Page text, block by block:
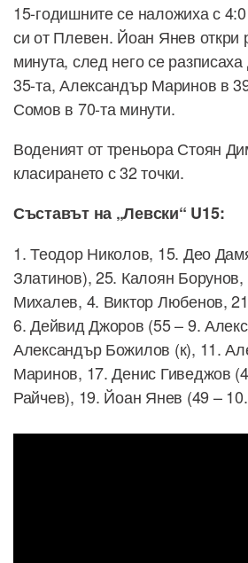
15-годишните се наложиха с
си от Плевен. Йоан Янев откри
минута, след него се
35-та, Александър Маринов в
Сомов в 70-та минути.
Воденият от треньора Стоян
класирането с 32 точки.
Съставът на „Левски“ U15:
1. Теодор Николов, 15. Део
Златинов), 25. Калоян
Михалев, 4. Виктор Любенов,
6. Дейвид Джоров (55 – 9.
Александър Божилов (к), 11.
Маринов, 17. Денис Гиведжов
Райчев), 19. Йоан Янев (49 –